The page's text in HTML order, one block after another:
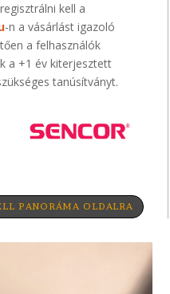
kell a
-n a vásárlást igazoló
a felhasználók
a +1 év kiterjesztett
tanúsítványt.
PANORÁMA OLDALRA